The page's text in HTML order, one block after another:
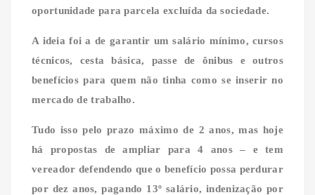
oportunidade para parcela excluída da sociedade.
A ideia foi a de garantir um salário mínimo, cursos
técnicos, cesta básica, passe de ônibus e outros
benefícios para quem não tinha como se inserir no
mercado de trabalho.
Tudo isso pelo prazo máximo de 2 anos, mas hoje
há propostas de ampliar para 4 anos – e tem
vereador defendendo que o benefício possa perdurar
por dez anos, pagando 13º salário, indenização por